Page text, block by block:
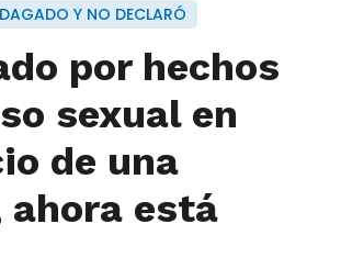
Y NO DECLARÓ
por hechos
sexual en
de una
ahora está